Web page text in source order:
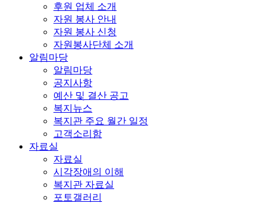
후원 업체 소개
자원 봉사 안내
자원 봉사 신청
자원봉사단체 소개
알림마당
알림마당
공지사항
예산 및 결산 공고
복지뉴스
복지관 주요 월간 일정
고객소리함
자료실
자료실
시각장애의 이해
복지관 자료실
포토갤러리